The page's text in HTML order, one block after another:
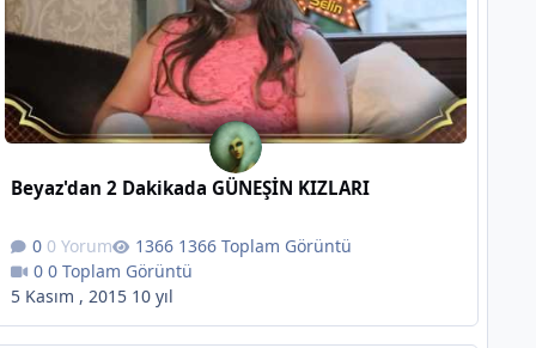
Beyaz'dan 2 Dakikada GÜNEŞİN KIZLARI
0 Yorum
1366 Toplam Görüntü
0 Toplam Görüntü
5 Kasım , 2015 10 yıl